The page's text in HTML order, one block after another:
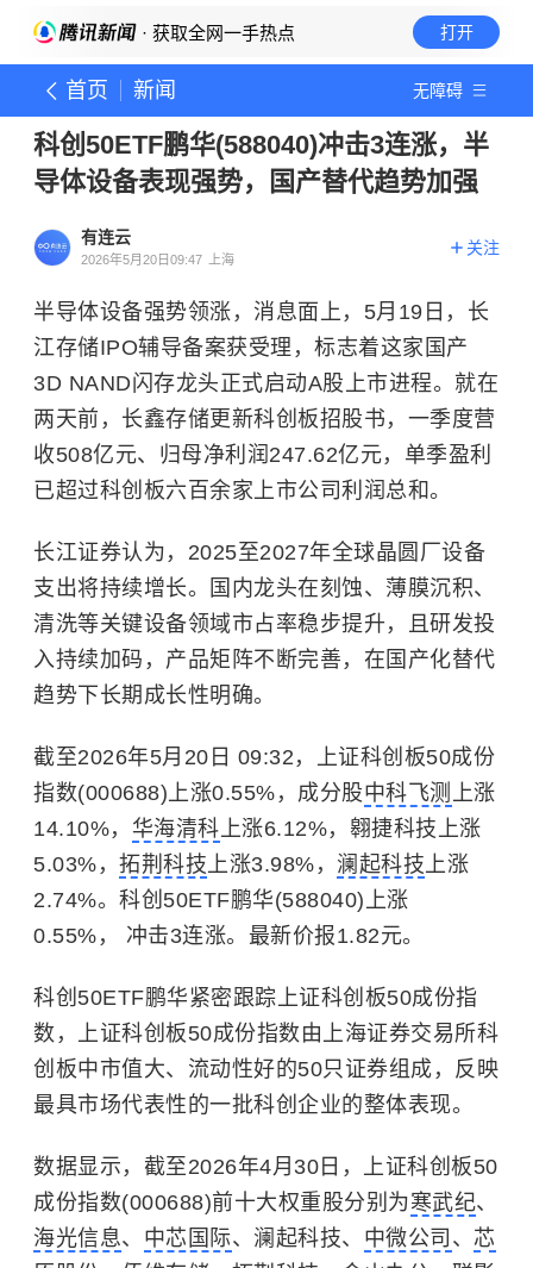
· 获取全网一手热点 打开
首页 新闻 无障碍
科创50ETF鹏华(588040)冲击3连涨，半
导体设备表现强势，国产替代趋势加强
有连云
2026年5月20日09:47 上海
关注
半导体设备强势领涨，消息面上，5月19日，长
江存储IPO辅导备案获受理，标志着这家国产
3D NAND闪存龙头正式启动A股上市进程。就在
两天前，长鑫存储更新科创板招股书，一季度营
收508亿元、归母净利润247.62亿元，单季盈利
已超过科创板六百余家上市公司利润总和。
长江证券认为，2025至2027年全球晶圆厂设备
支出将持续增长。国内龙头在刻蚀、薄膜沉积、
清洗等关键设备领域市占率稳步提升，且研发投
入持续加码，产品矩阵不断完善，在国产化替代
趋势下长期成长性明确。
截至2026年5月20日 09:32，上证科创板50成份
指数(000688)上涨0.55%，成分股中科飞测 上涨
14.10%， 华海清科上涨6.12%，翱捷科技上涨
5.03%， 拓荆科技上涨3.98%， 澜起科技上涨
2.74%。科创50ETF鹏华(588040)上涨
0.55%， 冲击3连涨。最新价报1.82元。
科创50ETF鹏华紧密跟踪上证科创板50成份指
数，上证科创板50成份指数由上海证券交易所科
创板中市值大、流动性好的50只证券组成，反映
最具市场代表性的一批科创企业的整体表现。
数据显示，截至2026年4月30日，上证科创板50
成份指数(000688)前十大权重股分别为寒武纪、
海光信息、 中芯国际、澜起科技、 中微公司 、 芯